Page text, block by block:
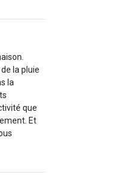
la pluie
la
que
Et